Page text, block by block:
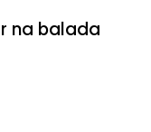
na balada